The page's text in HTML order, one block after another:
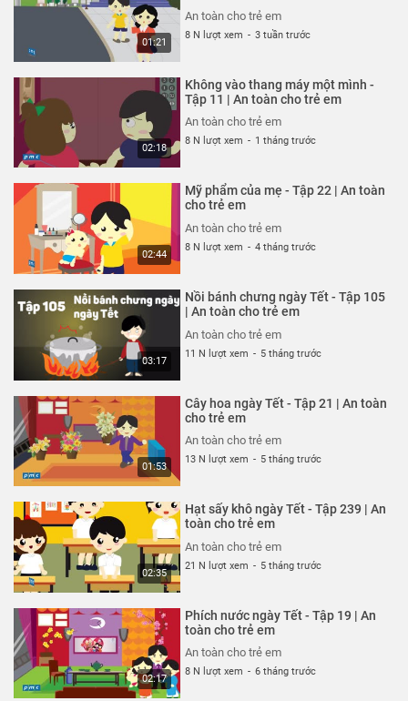
02:48
26 N lượt xem
02:51
An toàn cho trẻ em
26 N lượt xem
03:58
toàn cho trẻ em
An toàn cho trẻ em
26 N lượt xem
03:04
An toàn cho trẻ em
26 N lượt xem
03:57
An toàn cho trẻ em
26 N lượt xem
02:40
An toàn cho trẻ em
26 N lượt xem
02:57
An toàn cho trẻ em
26 N lượt xem
01:21
An toàn cho trẻ em
8 N lượt xem - 3 tuần trước
02:18
Không vào thang máy một mình -
Tập 11 | An toàn cho trẻ em
An toàn cho trẻ em
8 N lượt xem - 1 tháng trước
02:44
Mỹ phẩm của mẹ - Tập 22 | An toàn
cho trẻ em
An toàn cho trẻ em
8 N lượt xem - 4 tháng trước
03:17
Nồi bánh chưng ngày Tết - Tập 105
| An toàn cho trẻ em
An toàn cho trẻ em
11 N lượt xem - 5 tháng trước
01:53
Cây hoa ngày Tết - Tập 21 | An toàn
cho trẻ em
An toàn cho trẻ em
13 N lượt xem - 5 tháng trước
02:35
Hạt sấy khô ngày Tết - Tập 239 | An
toàn cho trẻ em
An toàn cho trẻ em
21 N lượt xem - 5 tháng trước
02:17
Phích nước ngày Tết - Tập 19 | An
toàn cho trẻ em
An toàn cho trẻ em
8 N lượt xem - 6 tháng trước